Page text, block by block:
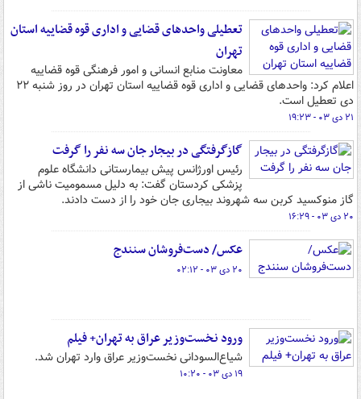
تعطیلی واحدهای قضایی و اداری قوه قضاییه استان
تهران
معاونت منابع انسانی و امور فرهنگی قوه قضاییه
اعلام کرد: واحدهای قضایی و اداری قوه قضاییه استان تهران در روز شنبه ۲۲
دی تعطیل است.
۲۱ دی ۰۳ - ۱۹:۲۳
گازگرفتگی در بیجار جان سه نفر را گرفت
رئیس اورژانس پیش بیمارستانی دانشگاه علوم
پزشکی کردستان گفت: به دلیل مسمومیت ناشی از
گاز منوکسید کربن سه شهروند بیجاری جان خود را از دست دادند.
۲۰ دی ۰۳ - ۱۶:۲۹
عکس/ دست‌فروشان سنندج
۲۰ دی ۰۳ - ۰۲:۱۲
ورود نخست‌وزیر عراق به تهران+ فیلم
شیاع‌السودانی نخست‌وزیر عراق وارد تهران شد.
۱۹ دی ۰۳ - ۱۰:۲۰